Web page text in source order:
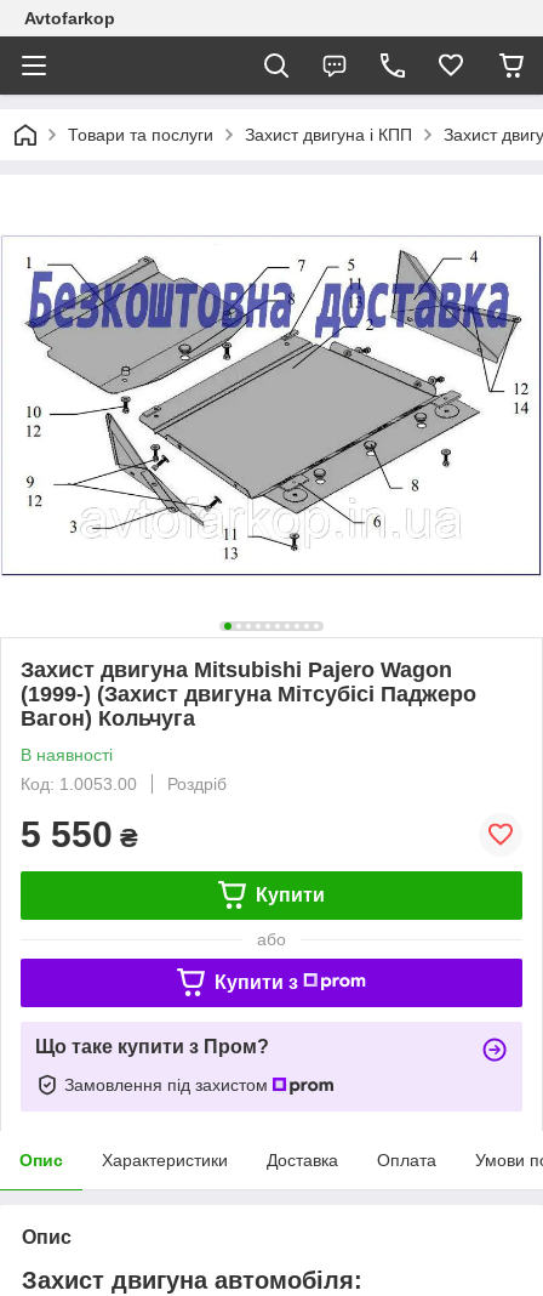
Avtofarkop
Товари та послуги Захист двигуна і КПП Захист
Захист двигуна Mitsubishi Pajero Wagon
(1999-) (Захист двигуна Мітсубісі Паджеро
Вагон) Кольчуга
В наявності
Код: 1.0053.00
Роздріб
5 550 ₴
Купити
або
Купити з
Що таке купити з Пром?
Замовлення під захистом
Опис Характеристики Доставка Оплата Умови
Опис
Захист двигуна автомобіля: